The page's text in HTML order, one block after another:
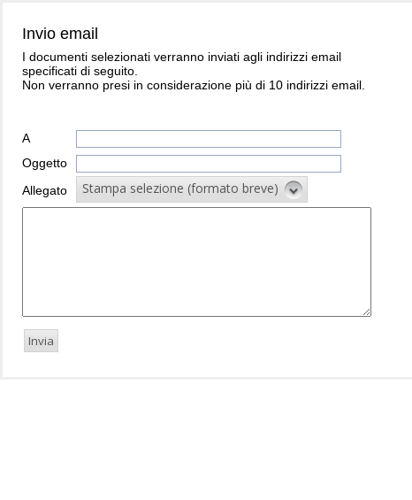
Invio email
I documenti selezionati verranno inviati agli indirizzi email
specificati di seguito.
Non verranno presi in considerazione più di 10 indirizzi email.
A
Oggetto
Allegato
Stampa selezione (formato breve)